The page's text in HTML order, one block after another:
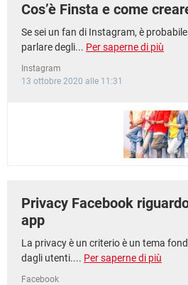
Cos’è Finsta e come
Se sei un fan di Instagram, è
parlare degli... Per saperne di più
Instagram
13 ottobre 2020 alle 11:31
Privacy Facebook
app
La privacy è un criterio è un tema
dagli utenti.... Per saperne di più
Facebook